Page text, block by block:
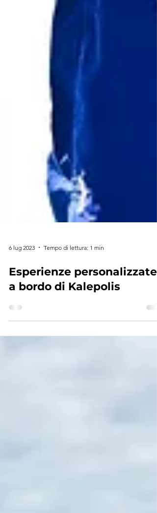
6 lug 2023 Tempo di lettura: 1 min
Esperienze personalizzate